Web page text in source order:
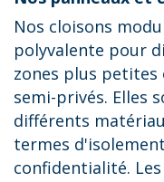
Nos cloisons
polyvalente pour
zones plus petites
semi-privés. Elles
différents
termes
confidentialité.